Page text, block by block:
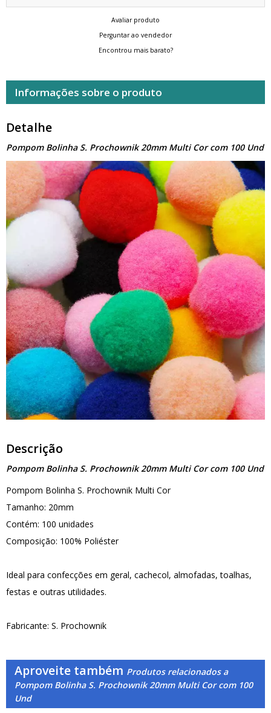
Avaliar produto
Perguntar ao vendedor
Encontrou mais barato?
Informações sobre o produto
Detalhe
Pompom Bolinha S. Prochownik 20mm Multi Cor com 100 Und
Descrição
Pompom Bolinha S. Prochownik 20mm Multi Cor com 100 Und
Pompom Bolinha S. Prochownik Multi Cor
Tamanho: 20mm
Contém: 100 unidades
Composição: 100% Poliéster
Ideal para confecções em geral, cachecol, almofadas, toalhas,
festas e outras utilidades.
Fabricante: S. Prochownik
Aproveite também Produtos relacionados a
Pompom Bolinha S. Prochownik 20mm Multi Cor com 100
Und